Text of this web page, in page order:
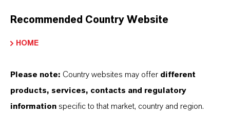
Recommended Country Website
HOME
Please note: Country websites may offer different
products, services, contacts and regulatory
information specific to that market, country and region.